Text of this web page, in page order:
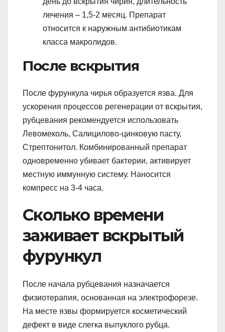
лечения – 1,5-2 месяц. Препарат
относится к наружным антибиотикам
класса макролидов.
После вскрытия
После фурункула чирья образуется язва. Для
ускорения процессов регенерации от вскрытия,
рубцевания рекомендуется использовать
Левомеколь, Салицилово-цинковую пасту,
Стрептонитол. Комбинированный препарат
одновременно убивает бактерии, активирует
местную иммунную систему. Наносится
компресс на 3-4 часа.
Сколько времени
заживает вскрытый
фурункул
После начала рубцевания назначается
физиотерапия, основанная на электрофорезе.
На месте язвы формируется косметический
дефект в виде слегка выпуклого рубца.